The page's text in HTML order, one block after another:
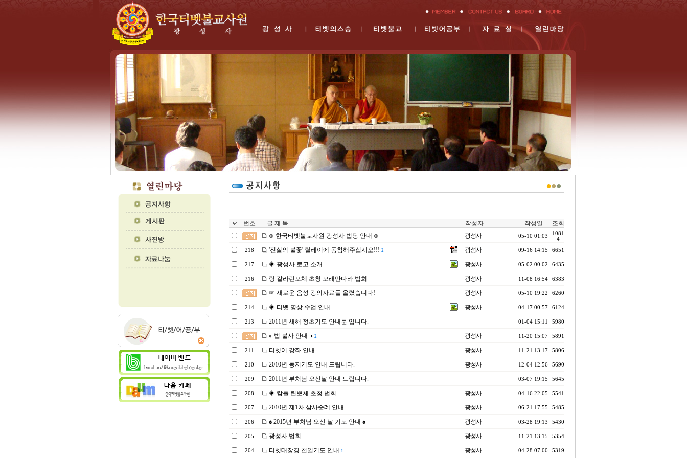
번호 글 제 목 작성자 작성일
조회
⊙ 한국티벳불교사원 광성사 법당 안내 ⊙
광성사 05-10 01:03
1081
4
218
'진실의 불꽃' 릴레이에 동참해주십시오!!! 2 광성사 09-16 14:15 6651
217 ◈ 광성사 로고 소개 광성사 05-02 00:02 6435
216 링 갈라린포체 초청 모래만다라 법회 광성사 11-08 16:54 6383
☞ 새로운 음성 강의자료들 올렸습니다! 광성사 05-10 19:22 6260
214 ◈ 티벳 명상 수업 안내 광성사 04-17 00:57 6124
213 2011년 새해 정초기도 안내문 입니다. 01-04 15:11 5980
◐ 법 불사 안내 ◑ 2 광성사 11-20 15:07 5891
211 티벳어 강좌 안내 광성사 11-21 13:17 5806
210 2010년 동지기도 안내 드립니다. 광성사 12-04 12:56 5690
209 2011년 부처님 오신날 안내 드립니다. 03-07 19:15 5645
208 ◈ 캄튤 린뽀체 초청 법회 광성사 04-16 22:05 5541
207 2010년 제1차 삼사순례 안내 광성사 06-21 17:55 5485
206 ♠ 2015년 부처님 오신 날 기도 안내 ♠ 광성사 03-28 19:13 5430
205 광성사 법회 광성사 11-21 13:15 5354
204 티벳대장경 천일기도 안내 1 광성사 04-28 07:00 5319